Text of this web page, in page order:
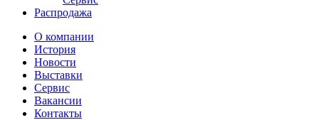
Распродажа
О компании
История
Новости
Выставки
Сервис
Вакансии
Контакты